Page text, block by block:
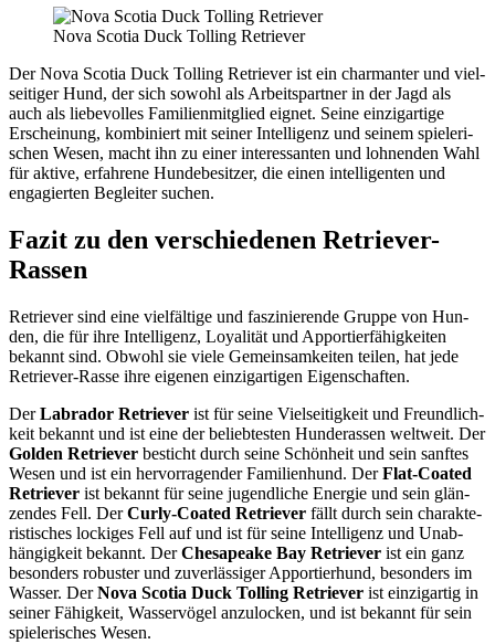
Nova Sco­tia Duck Tol­ling Retrie­ver
Der Nova Sco­tia Duck Tol­ling Retrie­ver ist ein char­man­ter und viel­
sei­ti­ger Hund, der sich sowohl als Arbeits­part­ner in der Jagd als
auch als lie­be­vol­les Fami­li­en­mit­glied eig­net. Sei­ne ein­zig­ar­ti­ge
Erschei­nung, kom­bi­niert mit sei­ner Intel­li­genz und sei­nem spie­le­ri­
schen Wesen, macht ihn zu einer inter­es­san­ten und loh­nen­den Wahl
für akti­ve, erfah­re­ne Hun­de­be­sit­zer, die einen intel­li­gen­ten und
enga­gier­ten Beglei­ter suchen.
Fazit zu den ver­schie­de­nen Retrie­ver-
Ras­sen
Retrie­ver sind eine viel­fäl­ti­ge und fas­zi­nie­ren­de Grup­pe von Hun­
den, die für ihre Intel­li­genz, Loya­li­tät und Appor­tier­fä­hig­kei­ten
bekannt sind. Obwohl sie vie­le Gemein­sam­kei­ten tei­len, hat jede
Retrie­ver-Ras­se ihre eige­nen ein­zig­ar­ti­gen Eigen­schaf­ten.
DerLabra­dor Retrie­ver ist für sei­ne Viel­sei­tig­keit und Freund­lich­
keit bekannt und ist eine der belieb­tes­ten Hun­de­ras­sen welt­weit. Der
Gol­den Retrie­ver besticht durch sei­ne Schön­heit und sein sanf­tes
Wesen und ist ein her­vor­ra­gen­der Fami­li­en­hund. DerFlat-Coa­ted
Retrie­ver ist bekannt für sei­ne jugend­li­che Ener­gie und sein glän­
zen­des Fell. DerCur­ly-Coa­ted Retrie­ver fällt durch sein cha­rak­te­
ris­ti­sches locki­ges Fell auf und ist für sei­ne Intel­li­genz und Unab­
hän­gig­keit bekannt. DerChe­s­apea­ke Bay Retrie­ver ist ein ganz
beson­ders robus­ter und zuver­läs­si­ger Appor­tier­hund, beson­ders im
Was­ser. DerNova Sco­tia Duck Tol­ling Retrie­ver ist ein­zig­ar­tig in
sei­ner Fähig­keit, Was­ser­vö­gel anzu­lo­cken, und ist bekannt für sein
spie­le­ri­sches Wesen.